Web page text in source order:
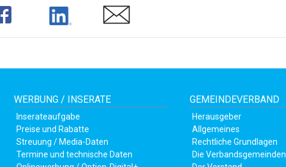
Share Share
WERBUNG / INSERATE
Inserateaufgabe
Preise und Rabatte
Streuung / Media-Daten
Termine und technische Daten
GEMEINDEVERBAND
Herausgeber
Allgemeines
Rechtliche Grundlagen
Die Verbandsgemeinden